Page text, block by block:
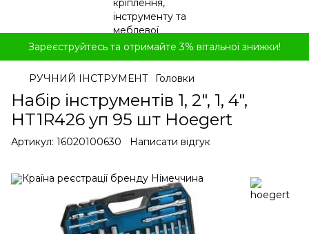
Зареєструйтесь та отримайте 3% вітальної знижки!
РУЧНИЙ ІНСТРУМЕНТ Головки
Набір інструментів 1, 2", 1, 4",
HT1R426 уп 95 шт Hoegert
Артикул: 16020100630 Написати відгук